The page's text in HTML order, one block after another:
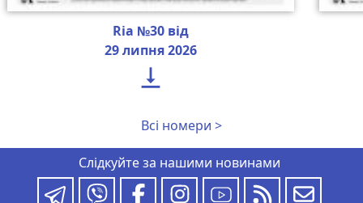
Ria №30 від
29 липня 2026

Всі номери >
Слідкуйте за нашими новинами